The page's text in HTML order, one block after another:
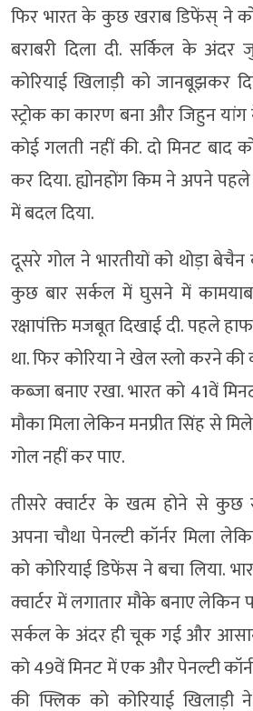
फि‍र भारत के कुछ खराब ड‍िफेंस् ने
बराबरी दिला दी. सर्किल के अंदर
कोरियाई खिलाड़ी को जानबूझकर
स्ट्रोक का कारण बना और जिहुन
कोई गलती नहीं की. दो मिनट बाद
कर दिया. ह्योनहोंग किम ने अपने
में बदल दिया.
दूसरे गोल ने भारतीयों को थोड़ा बेचैन
कुछ बार सर्कल में घुसने में कामयाब
रक्षापंक्ति मजबूत द‍िखाई दी. पहले
था. फिर कोरिया ने खेल स्लो करने
कब्जा बनाए रखा. भारत को 41वें
मौका मिला लेकिन मनप्रीत सिंह से
गोल नहीं कर पाए.
तीसरे क्वार्टर के खत्म होने से
अपना चौथा पेनल्टी कॉर्नर मिला
को कोरियाई डिफेंस ने बचा लिया.
क्वार्टर में लगातार मौके बनाए लेकिन
सर्कल के अंदर ही चूक गई और आसान
को 49वें मिनट में एक और पेनल्टी
की फ्लिक को कोरियाई खिलाड़ी ने